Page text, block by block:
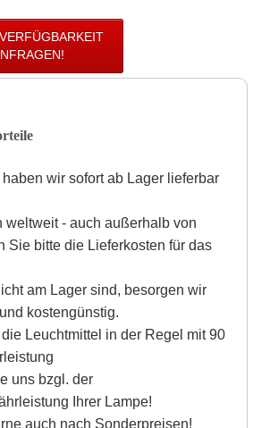
wir sofort ab Lager lieferbar
weltweit - auch außerhalb von
Sie bitte die Lieferkosten für das
am Lager sind, besorgen wir
kostengünstig.
Leuchtmittel in der Regel mit 90
uns bzgl. der
Ihrer Lampe!
auch nach Sonderpreisen!